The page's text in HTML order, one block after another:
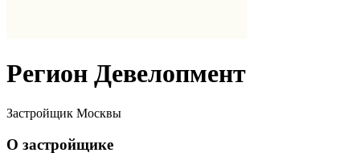
Регион Девелопмент
Застройщик Москвы
О застройщике